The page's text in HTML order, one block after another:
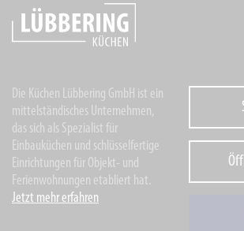
Die Küchen Lübbering GmbH ist ein
mittelständisches Unternehmen,
das sich als Spezialist für
Einbauküchen und schlüsselfertige
Einrichtungen für Objekt- und
Ferienwohnungen etabliert hat.
Jetzt mehr erfahren